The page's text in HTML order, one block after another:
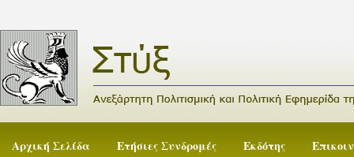
Αρχική Σελίδα Ετήσιες Συνδρομές Εκδότης